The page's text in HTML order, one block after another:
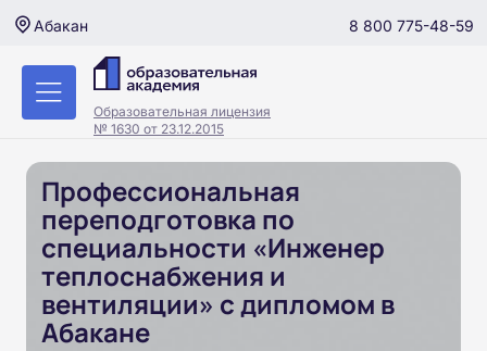
Абакан 8 800 775-48-59
Образовательная лицензия
№ 1630 от 23.12.2015
Профессиональная
переподготовка по
специальности «Инженер
теплоснабжения и
вентиляции» с дипломом в
Абакане